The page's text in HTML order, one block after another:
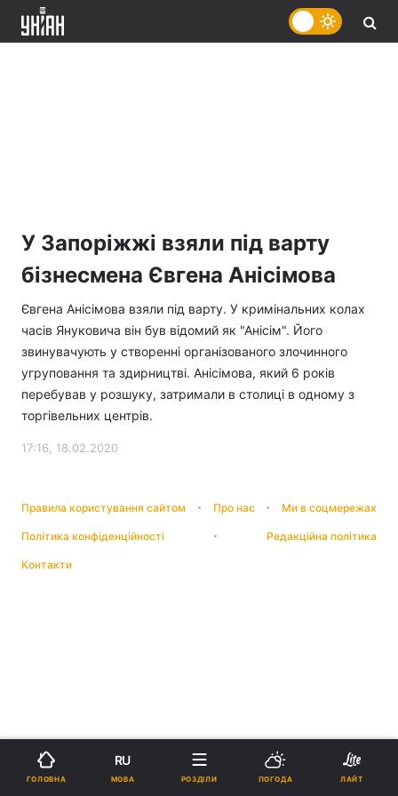
У Запоріжжі взяли під варту
бізнесмена Євгена Анісімова
Євгена Анісімова взяли під варту. У кримінальних колах
часів Януковича він був відомий як "Анісім". Його
звинувачують у створенні організованого злочинного
угруповання та здирництві. Анісімова, який 6 років
перебував у розшуку, затримали в столиці в одному з
торгівельних центрів.
17:16, 18.02.2020
Правила користування сайтом Про нас Ми в соцмережах
Політика конфіденційності Редакційна політика
Контакти
ГОЛОВНА
RU
МОВА РОЗДІЛИ ПОГОДА ЛАЙТ